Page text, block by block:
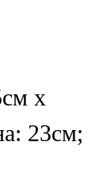
х
23см;